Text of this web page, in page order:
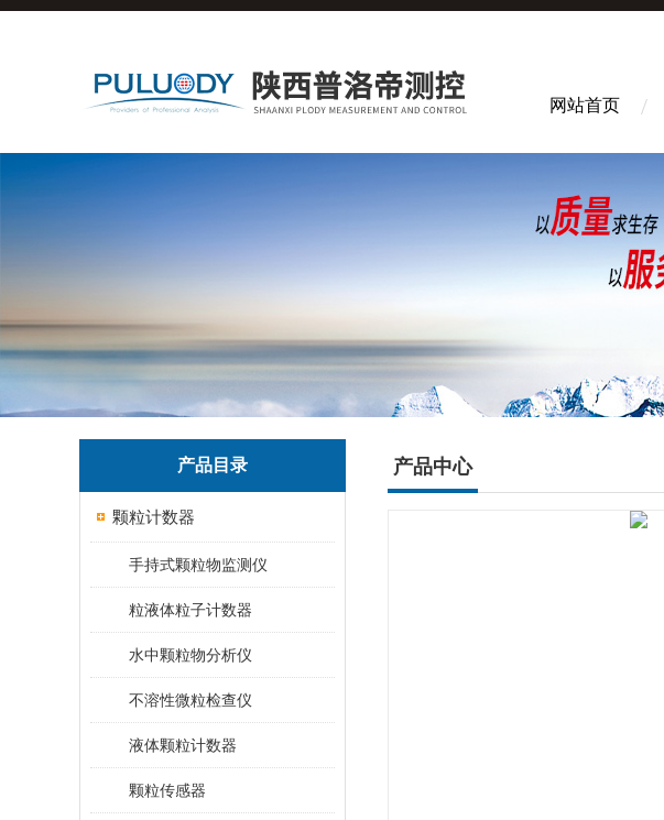
网站首页
产品目录
颗粒计数器
手持式颗粒物监测仪
粒液体粒子计数器
水中颗粒物分析仪
不溶性微粒检查仪
液体颗粒计数器
颗粒传感器
产品中心